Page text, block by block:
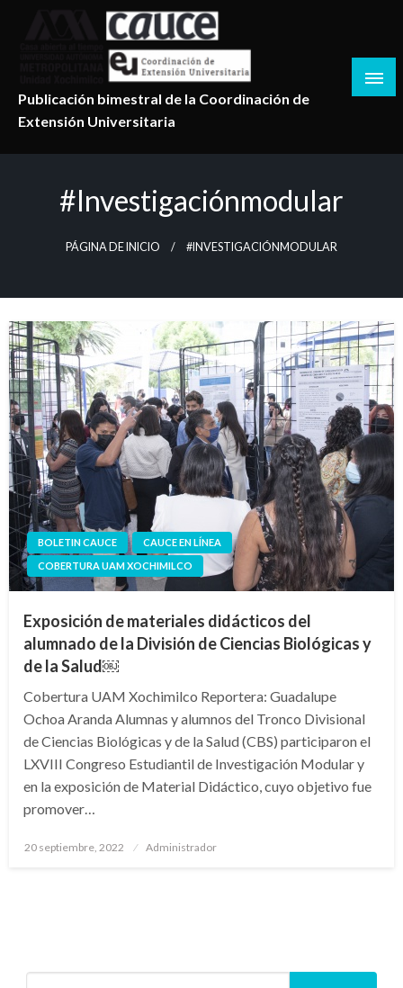
Publicación bimestral de la Coordinación de
Extensión Universitaria
#investigaciónmodular
PÁGINA DE INICIO #INVESTIGACIÓNMODULAR
BOLETIN CAUCE
CAUCE EN LÍNEA
COBERTURA UAM XOCHIMILCO
Exposición de materiales didácticos del
alumnado de la División de Ciencias Biológicas y
de la Salud￼
Cobertura UAM Xochimilco Reportera: Guadalupe
Ochoa Aranda Alumnas y alumnos del Tronco Divisional
de Ciencias Biológicas y de la Salud (CBS) participaron el
LXVIII Congreso Estudiantil de Investigación Modular y
en la exposición de Material Didáctico, cuyo objetivo fue
promover…
Publicado
20 septiembre, 2022 Administrador